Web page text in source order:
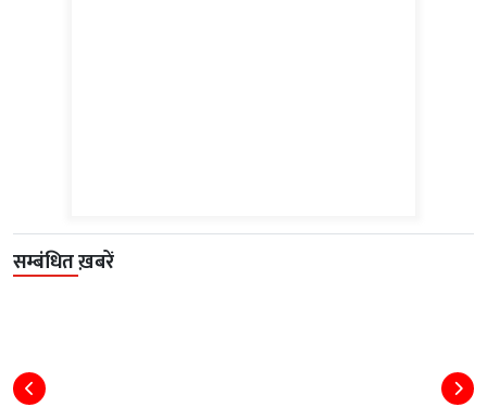
सम्बंधित ख़बरें